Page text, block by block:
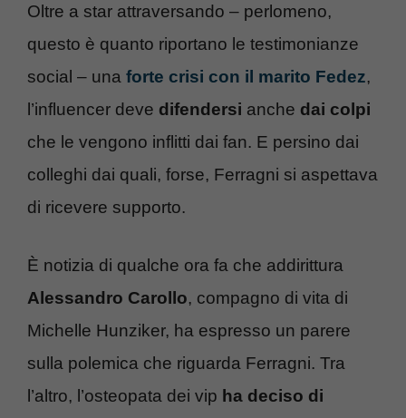
Oltre a star attraversando – perlomeno,
questo è quanto riportano le testimonianze
social – una forte crisi con il marito Fedez,
l’influencer deve difendersi anche dai colpi
che le vengono inflitti dai fan. E persino dai
colleghi dai quali, forse, Ferragni si aspettava
di ricevere supporto.
È notizia di qualche ora fa che addirittura
Alessandro Carollo, compagno di vita di
Michelle Hunziker, ha espresso un parere
sulla polemica che riguarda Ferragni. Tra
l’altro, l’osteopata dei vip ha deciso di